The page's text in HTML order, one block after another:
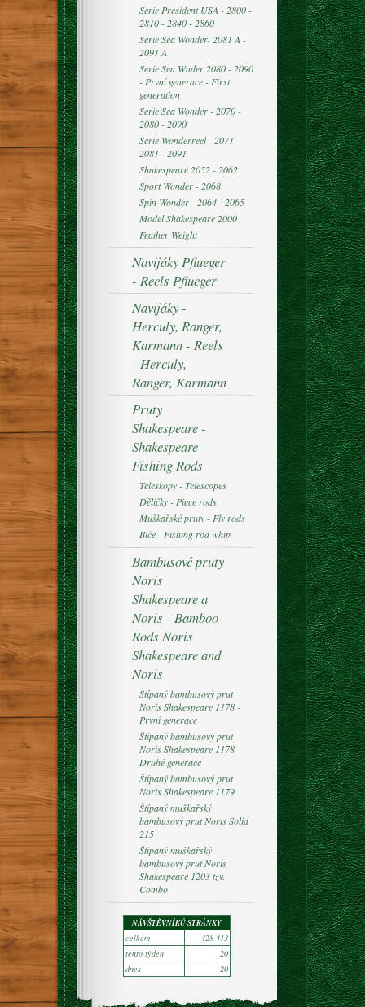
Serie President USA - 2800 -
2810 - 2840 - 2860
Serie Sea Wonder- 2081 A -
2091 A
Serie Sea Wnder 2080 - 2090
- První generace - First
generation
Serie Sea Wonder - 2070 -
2080 - 2090
Serie Wonderreel - 2071 -
2081 - 2091
Shakespeare 2052 - 2062
Sport Wonder - 2068
Spin Wonder - 2064 - 2065
Model Shakespeare 2000
Feather Weight
Navijáky Pflueger
- Reels Pflueger
Navijáky -
Herculy, Ranger,
Karmann - Reels
- Herculy,
Ranger, Karmann
Pruty
Shakespeare -
Shakespeare
Fishing Rods
Teleskopy - Telescopes
Děličky - Piece rods
Muškařské pruty - Fly rods
Biče - Fishing rod whip
Bambusové pruty
Noris
Shakespeare a
Noris - Bamboo
Rods Noris
Shakespeare and
Noris
Štípaný bambusový prut
Noris Shakespeare 1178 -
První generace
Štípaný bambusový prut
Noris Shakespeare 1178 -
Druhé generace
Štípaný bambusový prut
Noris Shakespeare 1179
Štípaný muškařský
bambusový prut Noris Solid
215
Štípaný muškařský
bambusový prut Noris
Shakespeare 1203 tzv.
Combo
NÁVŠTĚVNÍKŮ STRÁNKY
celkem
428 413
tento týden
20
dnes
20